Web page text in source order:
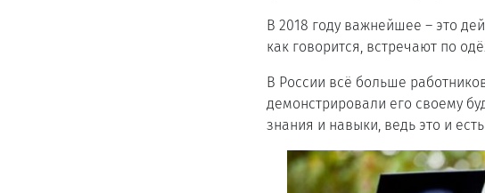
В 2018 году важнейшее – это
как говорится, встречают по
В России всё больше
демонстрировали его своему
знания и навыки, ведь это и